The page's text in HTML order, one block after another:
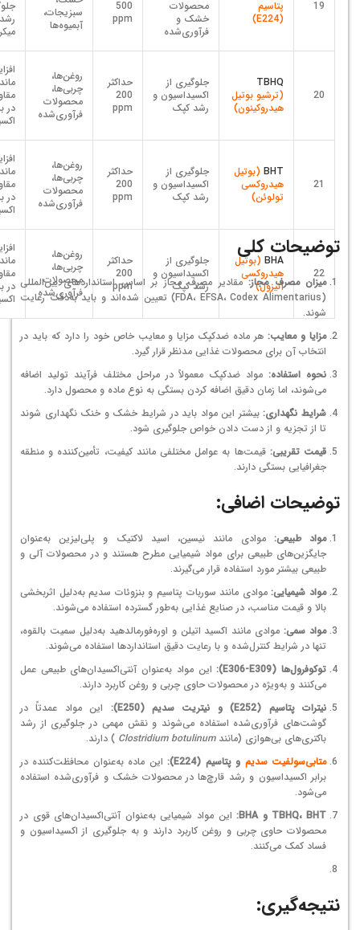
19
پتاسیم
(E224)
محصولات
خشک و
فرآوری‌شده
500
ppm
سبزیجات،
آبمیوه‌ها
20
TBHQ
(ترشیو بوتیل
هیدروکینون)
جلوگیری از
اکسیداسیون و
رشد کپک
حداکثر
200
ppm
روغن‌ها،
چربی‌ها،
محصولات
فرآوری‌شده
در
21
BHT (بوتیل
هیدروکسی
تولوئن)
جلوگیری از
اکسیداسیون و
رشد کپک
حداکثر
200
ppm
روغن‌ها،
چربی‌ها،
محصولات
فرآوری‌شده
در
22
BHA (بوتیل
هیدروکسی
آنیزول)
جلوگیری از
اکسیداسیون و
رشد کپک
حداکثر
200
ppm
روغن‌ها،
چربی‌ها،
محصولات
فرآوری‌شده
در
توضیحات کلی
میزان مصرف مجاز:مقادیر مصرف مجاز بر اساس استانداردهای بین‌المللی
(FDA، EFSA، Codex Alimentarius) تعیین شده‌اند و باید به‌دقت رعایت
شوند.
مزایا و معایب: هر ماده ضدکپک مزایا و معایب خاص خود را دارد که باید در
انتخاب آن برای محصولات غذایی مدنظر قرار گیرد.
نحوه استفاده: مواد ضدکپک معمولاً در مراحل مختلف فرآیند تولید اضافه
می‌شوند، اما زمان دقیق اضافه کردن بستگی به نوع ماده و محصول دارد.
شرایط نگهداری:بیشتر این مواد باید در شرایط خشک و خنک نگهداری شوند
تا از تجزیه و از دست دادن خواص جلوگیری شود.
قیمت تقریبی:قیمت‌ها به عوامل مختلفی مانند کیفیت، تأمین‌کننده و منطقه
جغرافیایی بستگی دارند.
توضیحات اضافی:
مواد طبیعی:موادی مانند نیسین، اسید لاکتیک و پلی‌لیزین به‌عنوان
جایگزین‌های طبیعی برای مواد شیمیایی مطرح هستند و در محصولات آلی و
طبیعی بیشتر مورد استفاده قرار می‌گیرند.
مواد شیمیایی:موادی مانند سوربات پتاسیم و بنزوئات سدیم به‌دلیل اثربخشی
بالا و قیمت مناسب، در صنایع غذایی به‌طور گسترده استفاده می‌شوند.
مواد سمی: موادی مانند اکسید اتیلن و اوره‌فورمالدهید به‌دلیل سمیت بالقوه،
تنها در شرایط کنترل‌شده و با رعایت دقیق استانداردها استفاده می‌شوند.
توکوفرول‌ها (E306-E309):
این مواد به‌عنوان آنتی‌اکسیدان‌های طبیعی عمل
می‌کنند و به‌ویژه در محصولات حاوی چربی و روغن کاربرد دارند.
نیترات پتاسیم (E252) و نیتریت سدیم (E250):
این مواد عمدتاً در
گوشت‌های فرآوری‌شده استفاده می‌شوند و نقش مهمی در جلوگیری از رشد
باکتری‌های بی‌هوازی (مانندClostridium botulinum ) دارند.
متابی‌سولفیت سدیم و پتاسیم (E224):
این ماده به‌عنوان محافظت‌کننده در
برابر اکسیداسیون و رشد قارچ‌ها در محصولات خشک و فرآوری‌شده استفاده
می‌شود.
TBHQ، BHT و BHA:
این مواد شیمیایی به‌عنوان آنتی‌اکسیدان‌های قوی در
محصولات حاوی چربی و روغن کاربرد دارند و به جلوگیری از اکسیداسیون و
فساد کمک می‌کنند.
نتیجه‌گیری: